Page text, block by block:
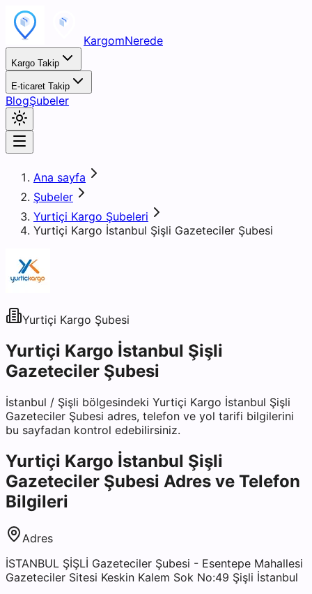
KargomNerede
Kargo Takip
E-ticaret Takip
BlogŞubeler
Ana sayfa
Şubeler
Yurtiçi Kargo Şubeleri
Yurtiçi Kargo İstanbul Şişli Gazeteciler Şubesi
Yurtiçi Kargo Şubesi
Yurtiçi Kargo İstanbul Şişli
Gazeteciler Şubesi
İstanbul / Şişli bölgesindeki Yurtiçi Kargo İstanbul Şişli
Gazeteciler Şubesi adres, telefon ve yol tarifi bilgilerini
bu sayfadan kontrol edebilirsiniz.
Yurtiçi Kargo İstanbul Şişli
Gazeteciler Şubesi Adres ve Telefon
Bilgileri
Adres
İSTANBUL ŞİŞLİ Gazeteciler Şubesi - Esentepe Mahallesi
Gazeteciler Sitesi Keskin Kalem Sok No:49 Şişli İstanbul